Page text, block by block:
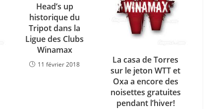
Head’s up
historique du
Tripot dans la
Ligue des Clubs
Winamax
11 février 2018
La casa de Torres
sur le jeton WTT et
Oxa a encore des
noisettes gratuites
pendant l’hiver!